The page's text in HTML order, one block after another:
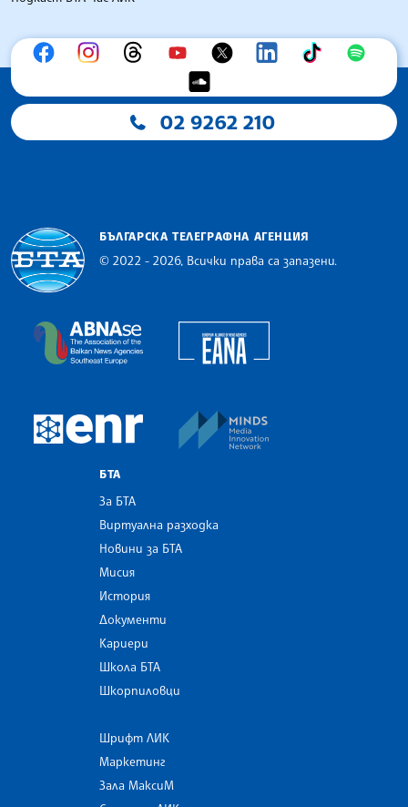
02 9262 210
БЪЛГАРСКА ТЕЛЕГРАФНА АГЕНЦИЯ
© 2022 - 2026, Всички права са запазени.
The Assocoation of the Balkan News Agencies
European Newsroom
БТА
За БТА
Виртуална разходка
Новини за БТА
Мисия
История
Документи
Кариери
Школа БТА
Шкорпиловци
Шрифт ЛИК
Маркетинг
Зала МаксиМ